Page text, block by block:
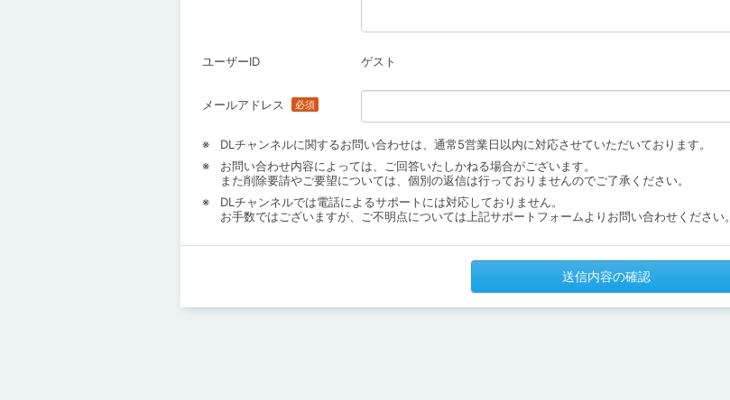
ユーザーID ゲスト
メールアドレス
DLチャンネルに関するお問い合わせは、通常5営業日以内に対応させていただいております。
お問い合わせ内容によっては、ご回答いたしかねる場合がございます。
また削除要請やご要望については、個別の返信は行っておりませんのでご了承ください。
DLチャンネルでは電話によるサポートには対応しておりません。
お手数ではございますが、ご不明点については上記サポートフォームよりお問い合わせください。
送信内容の確認